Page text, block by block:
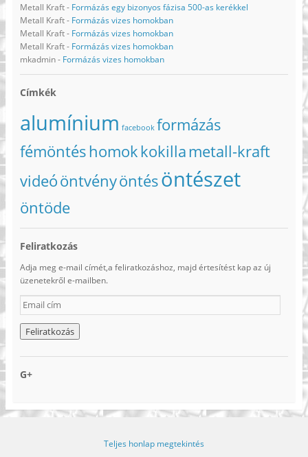
Metall Kraft- Formázás egy bizonyos fázisa 500-as kerékkel
Metall Kraft- Formázás vizes homokban
Metall Kraft- Formázás vizes homokban
Metall Kraft- Formázás vizes homokban
mkadmin- Formázás vizes homokban
Címkék
alumínium facebook formázás
fémöntéshomokkokillametall-kraft
videóöntvényöntésöntészet
öntöde
Feliratkozás
Adja meg e-mail címét,a feliratkozáshoz, majd értesítést kap az új
üzenetekről e-mailben.
E
m
a
i
l
íG+
Teljes honlap megtekintés